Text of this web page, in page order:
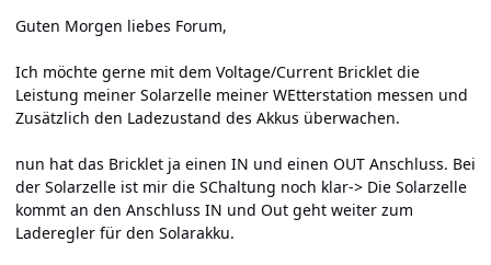
Guten Morgen liebes Forum,
Ich möchte gerne mit dem Voltage/Current Bricklet die
Leistung meiner Solarzelle meiner WEtterstation messen und
Zusätzlich den Ladezustand des Akkus überwachen.
nun hat das Bricklet ja einen IN und einen OUT Anschluss. Bei
der Solarzelle ist mir die SChaltung noch klar-> Die Solarzelle
kommt an den Anschluss IN und Out geht weiter zum
Laderegler für den Solarakku.